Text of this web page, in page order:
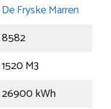
De Fryske Marren
8582
1520 M3
26900 kWh